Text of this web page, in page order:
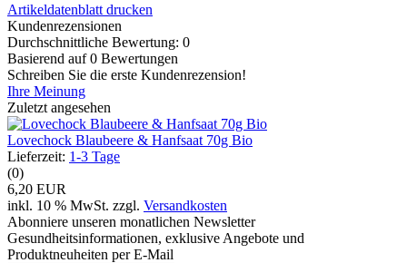
Artikeldatenblatt drucken
Kundenrezensionen
Durchschnittliche Bewertung: 0
Basierend auf 0 Bewertungen
Schreiben Sie die erste Kundenrezension!
Ihre Meinung
Zuletzt angesehen
Lovechock Blaubeere & Hanfsaat 70g Bio
Lieferzeit: 1-3 Tage
(0)
6,20 EUR
inkl. 10 % MwSt. zzgl. Versandkosten
Abonniere unseren monatlichen Newsletter
Gesundheitsinformationen, exklusive Angebote und
Produktneuheiten per E-Mail